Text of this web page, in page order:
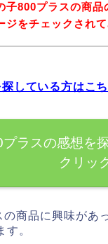
子800プラスの商品
ジをチェックされ
している方はこ
ラスの感想を
クリッ
商品に興味があ
。